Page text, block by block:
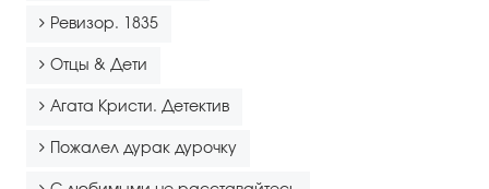
Ревизор. 1835
Отцы & Дети
Агата Кристи. Детектив
Пожалел дурак дурочку